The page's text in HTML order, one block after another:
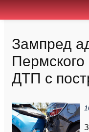
Зампред
Пермского
ДТП с